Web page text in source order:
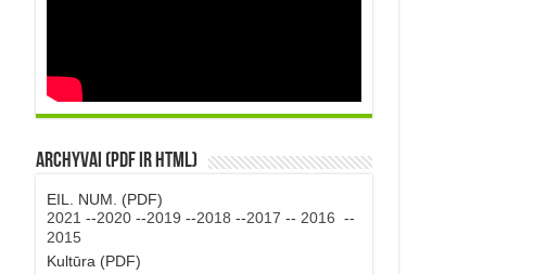
Archyvai (PDF ir HTML)
EIL. NUM. (PDF)
2021 --2020--2019 --2018 --2017 -- 2016 --
2015
Kultūra (PDF)